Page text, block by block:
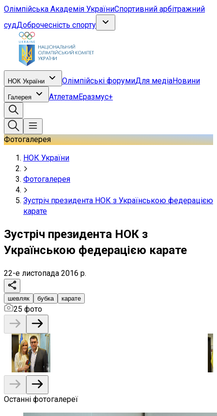
Олімпійська Академія УкраїниСпортивний арбітражний
судДоброчесність спорту
НОК України Олімпійські форумиДля медіаНовини
Галерея АтлетамЕразмус+
Фотогалерея
НОК України
Фотогалерея
Зустріч президента НОК з Українською федерацією
карате
Зустріч президента НОК з
Українською федерацією карате
22-е листопада 2016 р.
шевляк бубка карате
25 фото
Останні фотогалереї